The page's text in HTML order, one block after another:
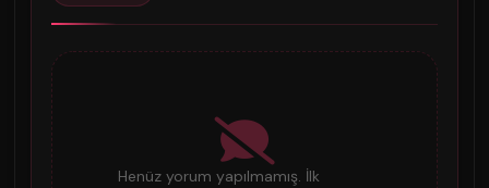
Henüz yorum yapılmamış. İlk